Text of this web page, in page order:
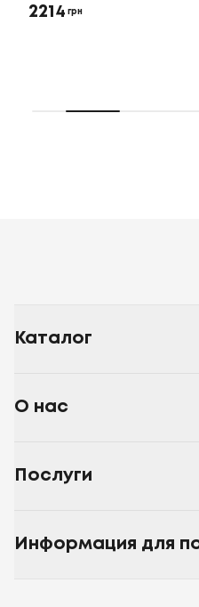
2214 грн
Каталог
О нас
Послуги
Информация для